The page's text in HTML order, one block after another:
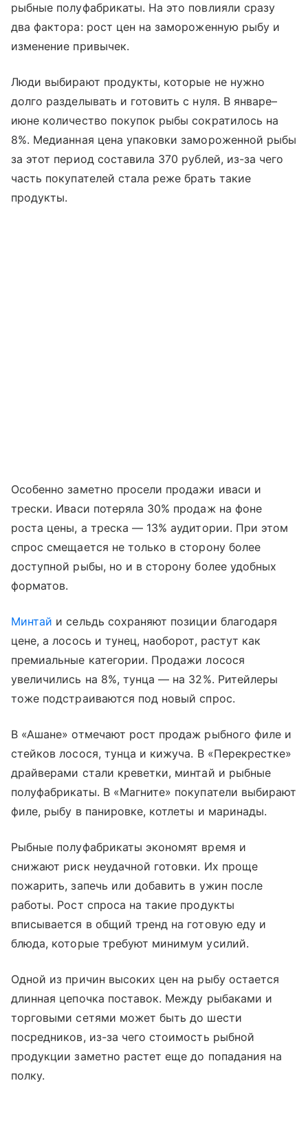
рыбные полуфабрикаты. На это повлияли сразу
два фактора: рост цен на замороженную рыбу и
изменение привычек.
Люди выбирают продукты, которые не нужно
долго разделывать и готовить с нуля. В январе–
июне количество покупок рыбы сократилось на
8%. Медианная цена упаковки замороженной рыбы
за этот период составила 370 рублей, из-за чего
часть покупателей стала реже брать такие
продукты.
Особенно заметно просели продажи иваси и
трески. Иваси потеряла 30% продаж на фоне
роста цены, а треска — 13% аудитории. При этом
спрос смещается не только в сторону более
доступной рыбы, но и в сторону более удобных
форматов.
Минтай и сельдь сохраняют позиции благодаря
цене, а лосось и тунец, наоборот, растут как
премиальные категории. Продажи лосося
увеличились на 8%, тунца — на 32%. Ритейлеры
тоже подстраиваются под новый спрос.
В «Ашане» отмечают рост продаж рыбного филе и
стейков лосося, тунца и кижуча. В «Перекрестке»
драйверами стали креветки, минтай и рыбные
полуфабрикаты. В «Магните» покупатели выбирают
филе, рыбу в панировке, котлеты и маринады.
Рыбные полуфабрикаты экономят время и
снижают риск неудачной готовки. Их проще
пожарить, запечь или добавить в ужин после
работы. Рост спроса на такие продукты
вписывается в общий тренд на готовую еду и
блюда, которые требуют минимум усилий.
Одной из причин высоких цен на рыбу остается
длинная цепочка поставок. Между рыбаками и
торговыми сетями может быть до шести
посредников, из-за чего стоимость рыбной
продукции заметно растет еще до попадания на
полку.